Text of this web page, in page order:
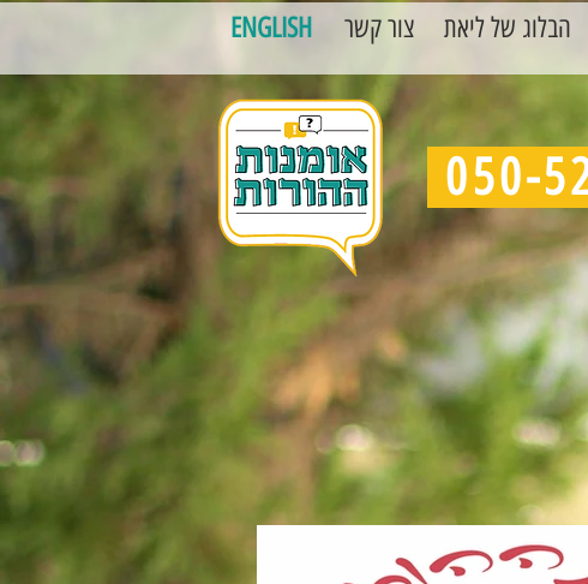
ENGLISH צור קשר הבלוג של ליאת